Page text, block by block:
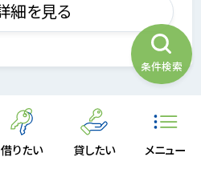
借りたい 貸したい メニュー
細を見る
条件検索